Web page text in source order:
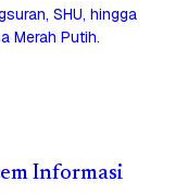
SHU, hingga
Merah Putih.
Informasi